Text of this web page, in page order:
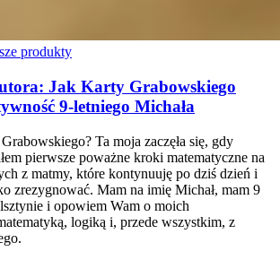
produkty
Jak Karty Grabowskiego
9-letniego Michała
Ta moja zaczęła się, gdy
pierwsze poważne kroki matematyczne na
z matmy, które kontynuuję po dziś dzień i
zrezygnować. Mam na imię Michał, mam 9
i opowiem Wam o moich
logiką i, przede wszystkim, z